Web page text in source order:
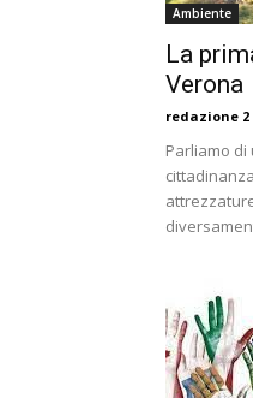
Ambiente
La
Verona
redazione 2
Parliamo